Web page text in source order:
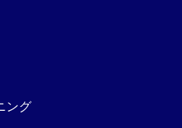
ング